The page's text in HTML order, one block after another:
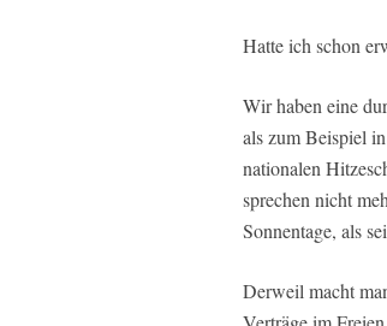
Hatte ich schon
Wir haben eine
als zum Beispiel
nationalen
sprechen nicht
Sonnentage, als
Derweil macht